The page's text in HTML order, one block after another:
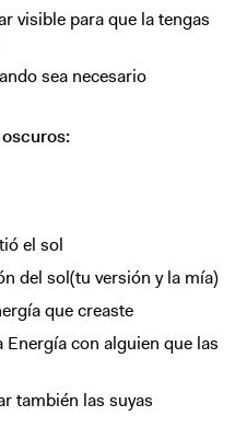
visible para que la tengas
sea necesario
el sol
del sol(tu versión y la mía)
que creaste
con alguien que las
también las suyas